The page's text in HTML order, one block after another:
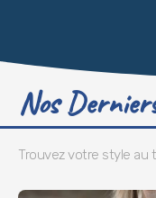
Nos
Trouvez votre style au